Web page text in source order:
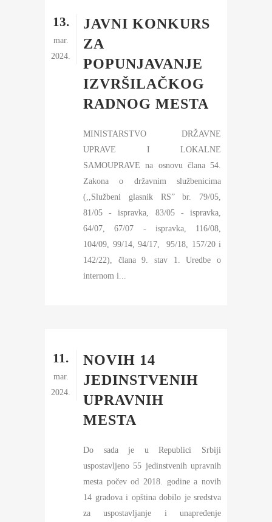
13.
mar.
2024.
JAVNI KONKURS
ZA
POPUNJAVANJE
IZVRŠILAČKOG
RADNOG MESTA
MINISTARSTVO DRŽAVNE
UPRAVE I LOKALNE
SAMOUPRAVE na osnovu člana 54.
Zakona o državnim službenicima
(,,Službeni glasnik RS” br. 79/05,
81/05 - ispravka, 83/05 - ispravka,
64/07, 67/07 - ispravka, 116/08,
104/09, 99/14, 94/17, 95/18, 157/20 i
142/22), člana 9. stav 1. Uredbe o
internom i...
11.
mar.
2024.
NOVIH 14
JEDINSTVENIH
UPRAVNIH
MESTA
Do sada je u Republici Srbiji
uspostavljeno 55 jedinstvenih upravnih
mesta počev od 2018. godine a novih
14 gradova i opština dobilo je sredstva
za uspostavljanje i unapređenje